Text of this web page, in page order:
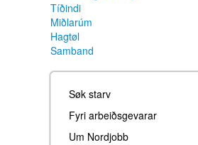
Tíðindi
Miðlarúm
Hagtøl
Samband
Søk starv
Fyri arbeiðsgevarar
Um Nordjobb